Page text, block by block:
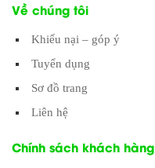
Về chúng tôi
Khiếu nại – góp ý
Tuyển dụng
Sơ đồ trang
Liên hệ
Chính sách khách hàng